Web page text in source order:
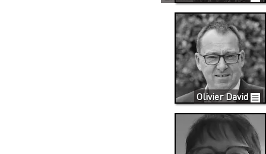
Olivier David